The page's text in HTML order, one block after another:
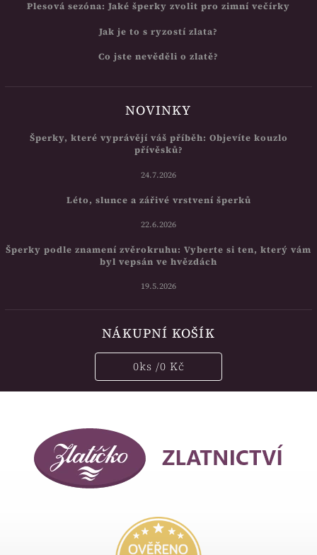
Plesová sezóna: Jaké šperky zvolit pro zimní večírky
Jak je to s ryzostí zlata?
Co jste nevěděli o zlatě?
NOVINKY
Šperky, které vyprávějí váš příběh: Objevíte kouzlo
přívěsků?
24.7.2026
Léto, slunce a zářivé vrstvení šperků
22.6.2026
Šperky podle znamení zvěrokruhu: Vyberte si ten, který vám
byl vepsán ve hvězdách
19.5.2026
NÁKUPNÍ KOŠÍK
0ks /0 Kč